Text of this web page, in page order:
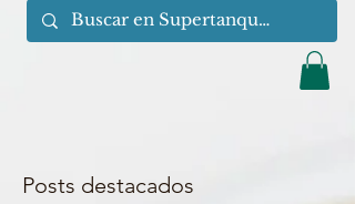
Posts destacados